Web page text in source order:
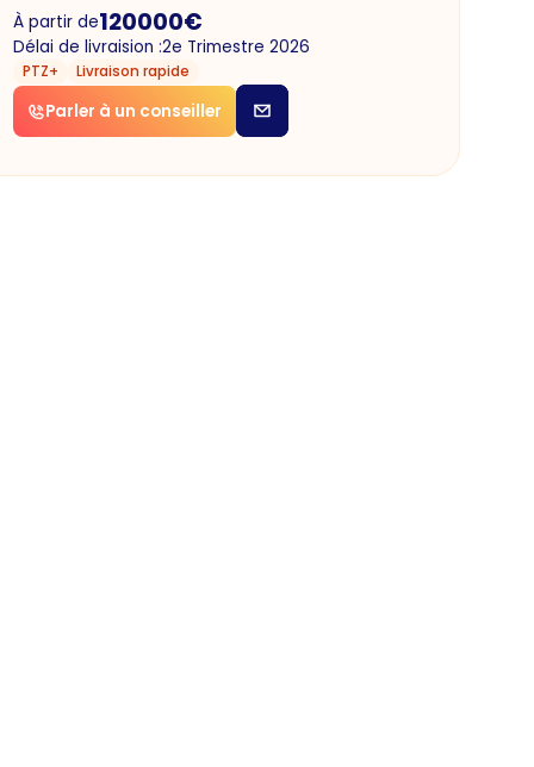
À partir de120000€
Délai de livraision :2e Trimestre 2026
PTZ+ Livraison rapide
Parler à un conseiller